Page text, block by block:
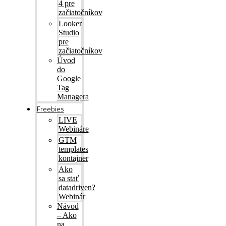
4 pre
začiatočníkov
Looker
Studio
pre
začiatočníkov
Úvod
do
Google
Tag
Managera
Freebies
LIVE
Webináre
GTM
templates
kontajner
Ako
sa stať
datadriven?
Webinár
Návod
– Ako